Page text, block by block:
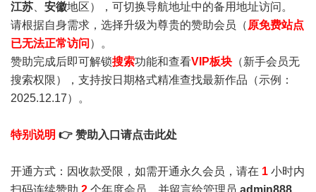
江苏
安徽地区），可切换导航地址中的备用地址访问。
请根据自身需求，选择升级为尊贵的赞助会员（ 原免费站点
已无法正常访问 ）。
赞助完成后即可解锁搜索功能和查看VIP板块 （新手会员无
搜索权限），支持按日期格式精准查找最新作品（示例：
2025.12.17）。
特别说明 👉 赞助入口请点击此处
开通方式：因收款受限，如需开通永久会员，请在 1 小时内
扫码连续赞助 2 个年度会员，并留言给管理员 admin888